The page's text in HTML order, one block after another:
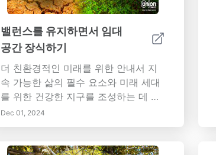
을 개선하고 다양한 맥락에서 더 나은
통찰력을 발견하세요. 마케팅 전략을
개선하거나 생활 공간을 최적화하는 데
해하는 것은 더 깊은 연결과 더 큰 만족
으로 이어질 수 있습니다. 다룬 주요 주
제:- 색채 심리학과 감정 반응의 기초-
전 세계 맥락에서의 색상의 문화적 의
의 역할- 실내 및 개인 공간에서의 색상
밸런스를 유지하면서 임대
공간 장식하기
더 친환경적인 미래를 위한 안내서 지
속 가능한 삶의 필수 요소와 미래 세대
를 위한 건강한 지구를 조성하는 데 그
중요성을 탐구합니다. 이 종합 안내서
는 쓰레기를 줄이고 자원을 절약하며
Dec 01, 2024